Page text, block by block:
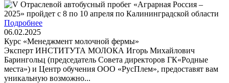
Подробнее
06.02.2025
Курс «Менеджмент молочной фермы»
Эксперт ИНСТИТУТА МОЛОКА Игорь Михайлович
Барингольц (председатель Совета директоров ГК«Родные
места») и Центр обучения ООО «РусПлем», предоставят вам
уникальную возможно...